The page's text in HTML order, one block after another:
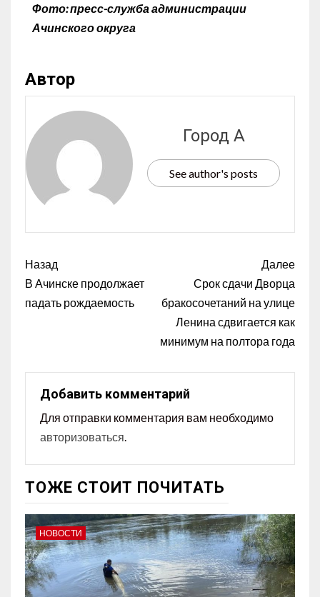
Фото: пресс-служба администрации
Ачинского округа
Автор
Город А
See author's posts
Назад
В Ачинске продолжает
падать рождаемость
Далее
Срок сдачи Дворца
бракосочетаний на улице
Ленина сдвигается как
минимум на полтора года
Добавить комментарий
Для отправки комментария вам необходимо
авторизоваться
ТОЖЕ СТОИТ ПОЧИТАТЬ
НОВОСТИ